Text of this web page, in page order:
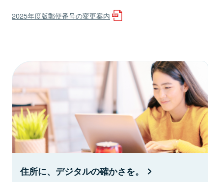
2025年度版郵便番号の変更案内
住所に、デジタルの確かさを。